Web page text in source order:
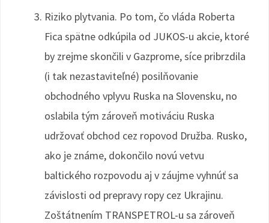
Riziko plytvania. Po tom, čo vláda Roberta
Fica spätne odkúpila od JUKOS-u akcie, ktoré
by zrejme skončili v Gazprome, síce pribrzdila
(i tak nezastaviteľné) posilňovanie
obchodného vplyvu Ruska na Slovensku, no
oslabila tým zároveň motiváciu Ruska
udržovať obchod cez ropovod Družba. Rusko,
ako je známe, dokončilo novú vetvu
baltického rozpovodu aj v záujme vyhnúť sa
závislosti od prepravy ropy cez Ukrajinu.
Zoštátnením TRANSPETROL-u sa zároveň